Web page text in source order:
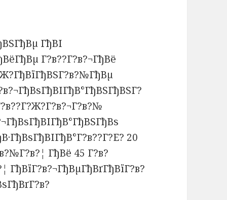
ГђВІ
Г?в??Г?в?¬ГђВё
20
ГђВё 45 Г?в?